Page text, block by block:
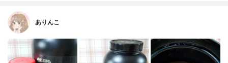
ありんこ